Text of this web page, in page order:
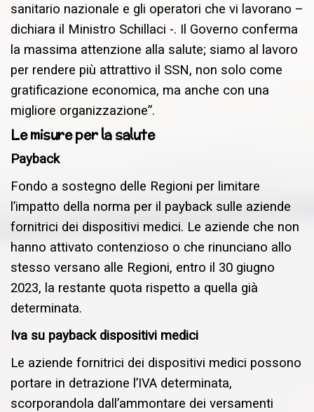
sanitario nazionale e gli operatori che vi lavorano –
dichiara il Ministro Schillaci -. Il Governo conferma
la massima attenzione alla salute; siamo al lavoro
per rendere più attrattivo il SSN, non solo come
gratificazione economica, ma anche con una
migliore organizzazione”.
Le misure per la salute
Payback
Fondo a sostegno delle Regioni per limitare
l’impatto della norma per il payback sulle aziende
fornitrici dei dispositivi medici. Le aziende che non
hanno attivato contenzioso o che rinunciano allo
stesso versano alle Regioni, entro il 30 giugno
2023, la restante quota rispetto a quella già
determinata.
Iva su payback dispositivi medici
Le aziende fornitrici dei dispositivi medici possono
portare in detrazione l’IVA determinata,
scorporandola dall’ammontare dei versamenti